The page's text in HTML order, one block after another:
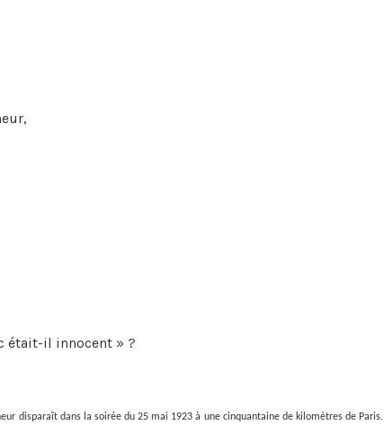
était-il innocent » ?
disparaît dans la soirée du 25 mai 1923 à une cinquantaine de kilomètres de Paris.